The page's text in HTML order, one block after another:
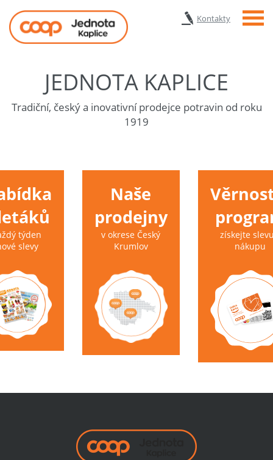
Kontakty Menu
JEDNOTA KAPLICE
Tradiční, český a inovativní prodejce potravin od roku
1919
týden
slevy
Naše
prodejny
v okrese Český
Krumlov
získejte
nákupu